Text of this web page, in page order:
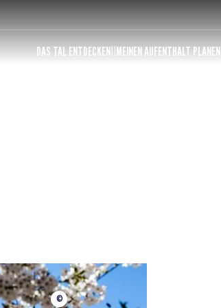
DAS TAL ENTDECKEN MEINEN AUFENTHALT PLANEN
©